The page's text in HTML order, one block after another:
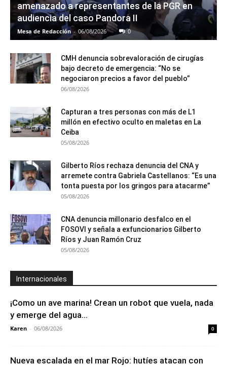
amenazado a representantes de la PGR en
audiencia del caso Pandora II
Mesa de Redacción - 06/08/2026 0
CMH denuncia sobrevaloración de cirugías
bajo decreto de emergencia: “No se
negociaron precios a favor del pueblo”
06/08/2026
Capturan a tres personas con más de L1
millón en efectivo oculto en maletas en La
Ceiba
05/08/2026
Gilberto Ríos rechaza denuncia del CNA y
arremete contra Gabriela Castellanos: “Es una
tonta puesta por los gringos para atacarme”
05/08/2026
CNA denuncia millonario desfalco en el
FOSOVI y señala a exfuncionarios Gilberto
Ríos y Juan Ramón Cruz
05/08/2026
Internacionales
¡Como un ave marina! Crean un robot que vuela, nada
y emerge del agua...
Karen - 06/08/2026 0
Nueva escalada en el mar Rojo: hutíes atacan con